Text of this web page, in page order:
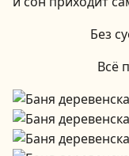
Без
Всё